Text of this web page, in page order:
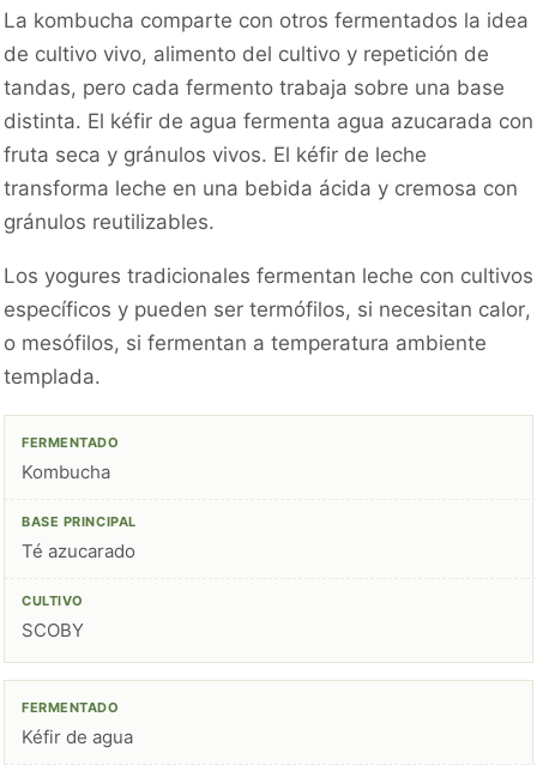
La kombucha comparte con otros fermentados la idea
de cultivo vivo, alimento del cultivo y repetición de
tandas, pero cada fermento trabaja sobre una base
distinta. El kéfir de agua fermenta agua azucarada con
fruta seca y gránulos vivos. El kéfir de leche
transforma leche en una bebida ácida y cremosa con
gránulos reutilizables.
Los yogures tradicionales fermentan leche con cultivos
específicos y pueden ser termófilos, si necesitan calor,
o mesófilos, si fermentan a temperatura ambiente
templada.
Kombucha
Té azucarado
SCOBY
Kéfir de agua